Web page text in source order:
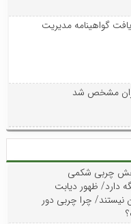
گواهینامه مدیریت
مشخص شد
چربی شکمی
دارد/ ظهور دیابت
نیستند/ چرا چربی دور